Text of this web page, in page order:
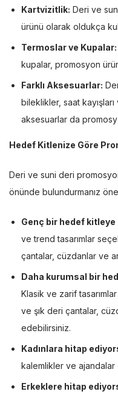
Kartvizitlik: Deri ve
ürünü olarak oldukça
Termoslar ve Kupalar:
kupalar, promosyon
Farklı Aksesuarlar:
bileklikler, saat
aksesuarlar da
Hedef Kitlenize Göre
Deri ve suni deri
önünde bulundurmanız
Genç bir hedef kitleye
ve trend tasarımlar
çantalar, cüzdanlar ve
Daha kurumsal bir
Klasik ve zarif
ve şık deri çantalar,
edebilirsiniz.
Kadınlara hitap
kalemlikler ve
Erkeklere hitap